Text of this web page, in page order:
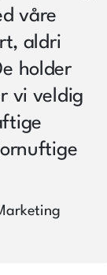
våre
aldri
holder
vi veldig